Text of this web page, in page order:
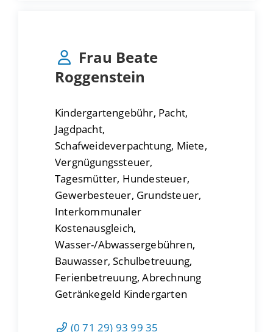
Frau Beate
Roggenstein
Kindergartengebühr, Pacht,
Jagdpacht,
Schafweideverpachtung, Miete,
Vergnügungssteuer,
Tagesmütter, Hundesteuer,
Gewerbesteuer, Grundsteuer,
Interkommunaler
Kostenausgleich,
Wasser-/Abwassergebühren,
Bauwasser, Schulbetreuung,
Ferienbetreuung, Abrechnung
Getränkegeld Kindergarten
(0 71 29) 93 99 35